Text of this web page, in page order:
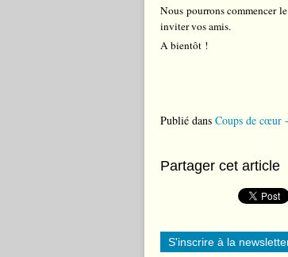
Nous pourrons commencer
inviter vos amis.
A bientôt !
Publié dans Coups de cœur
Partager cet article
S'inscrire à la